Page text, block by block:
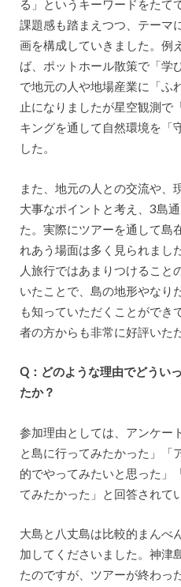
る」というキーワードをたて
課題感も踏まえつつ、テーマ
画を構成していきました。例
ば、ポットホール散策で「学
で地元の人や地場産業に「ふ
止になりましたが星空観測で
キングを通して自然環境を「
した。
また、地元の人との交流や、
大事なポイントと考え、3島
た。実際にツアーを通して島
れあう場面は多く見られまし
人旅行ではあまりつけること
いたことで、島の地形やなり
も知っていただくことができ
者の方からも非常に好評いた
Q：どのような理由でどうい
たか？
参加理由としては、アンケー
と島に行ってみたかった」「
的でやってみたいと思った」
てみたかった」と回答されて
大島と八丈島は比較的まんべ
加してくださいました。神津
たのですが、ツアーが終わっ